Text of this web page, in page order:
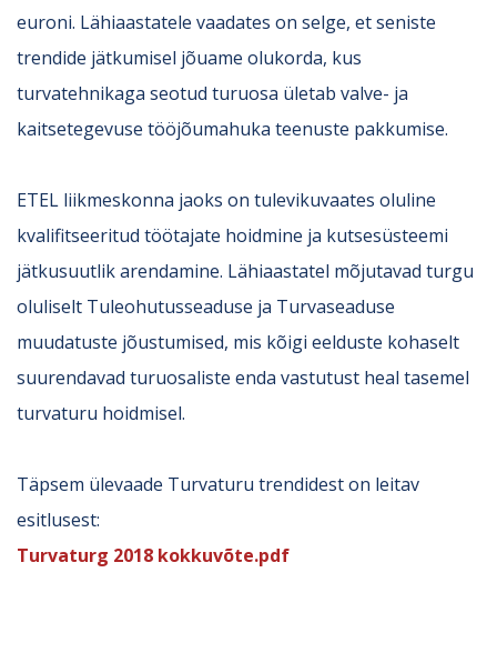
euroni. Lähiaastatele vaadates on selge, et seniste
trendide jätkumisel jõuame olukorda, kus
turvatehnikaga seotud turuosa ületab valve- ja
kaitsetegevuse tööjõumahuka teenuste pakkumise.
ETEL liikmeskonna jaoks on tulevikuvaates oluline
kvalifitseeritud töötajate hoidmine ja kutsesüsteemi
jätkusuutlik arendamine. Lähiaastatel mõjutavad turgu
oluliselt Tuleohutusseaduse ja Turvaseaduse
muudatuste jõustumised, mis kõigi eelduste kohaselt
suurendavad turuosaliste enda vastutust heal tasemel
turvaturu hoidmisel.
Täpsem ülevaade Turvaturu trendidest on leitav
esitlusest:
Turvaturg 2018 kokkuvõte.pdf